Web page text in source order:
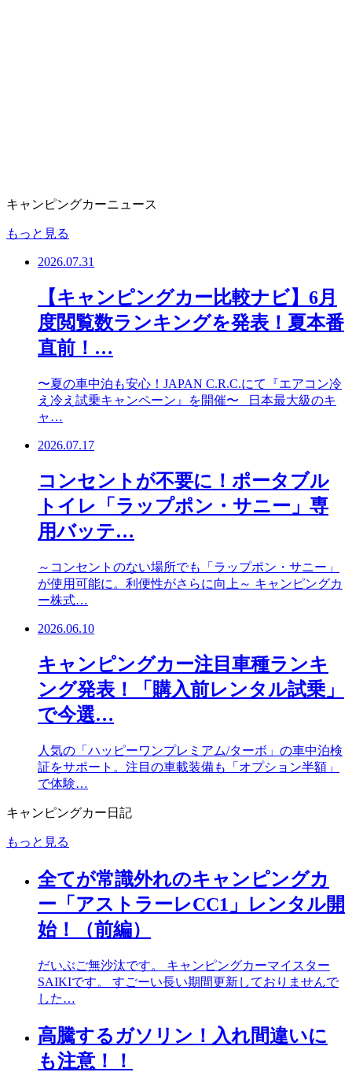
キャンピングカーニュース
もっと見る
2026.07.31
【キャンピングカー比較ナビ】6月
度閲覧数ランキングを発表！夏本番
直前！…
〜夏の車中泊も安心！JAPAN C.R.C.にて『エアコン冷
え冷え試乗キャンペーン』を開催〜 日本最大級のキ
ャ…
2026.07.17
コンセントが不要に！ポータブル
トイレ「ラップポン・サニー」専
用バッテ…
～コンセントのない場所でも「ラップポン・サニー」
が使用可能に。利便性がさらに向上～ キャンピングカ
ー株式…
2026.06.10
キャンピングカー注目車種ランキ
ング発表！「購入前レンタル試乗」
で今選…
人気の「ハッピーワンプレミアム/ターボ」の車中泊検
証をサポート。注目の車載装備も「オプション半額」
で体験…
キャンピングカー日記
もっと見る
全てが常識外れのキャンピングカ
ー「アストラーレCC1」レンタル開
始！（前編）
だいぶご無沙汰です。 キャンピングカーマイスター
SAIKIです。 すごーい長い期間更新しておりませんで
した…
高騰するガソリン！入れ間違いに
も注意！！